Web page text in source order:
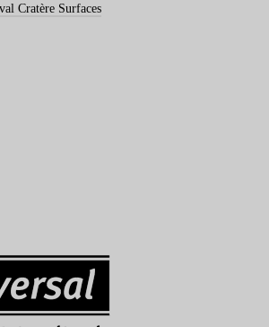
Cratère Surfaces